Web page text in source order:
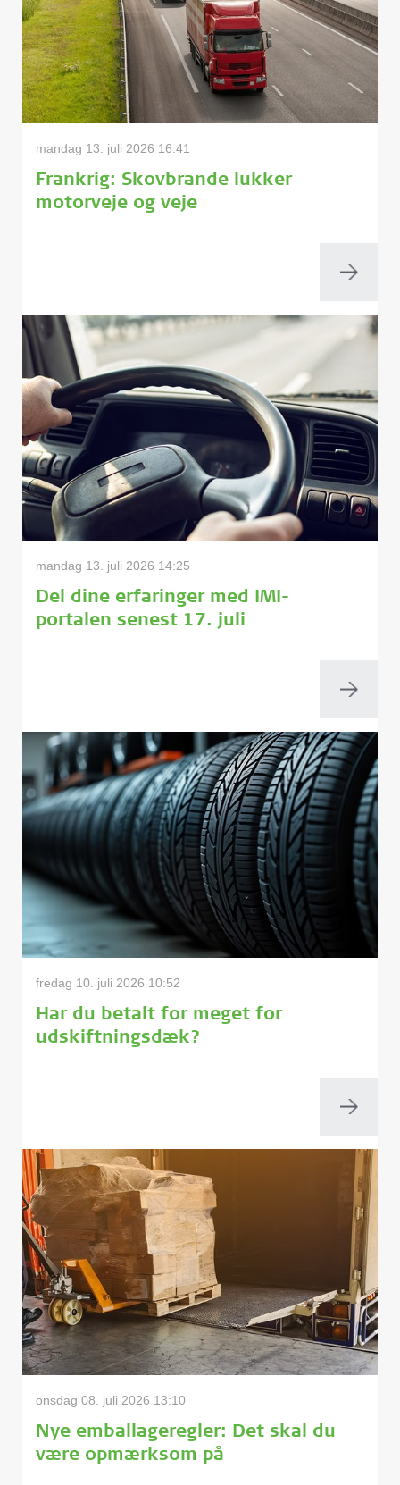
mandag 13. juli 2026 16:41
Frankrig: Skovbrande lukker
motorveje og veje
mandag 13. juli 2026 14:25
Del dine erfaringer med IMI-
portalen senest 17. juli
fredag 10. juli 2026 10:52
Har du betalt for meget for
udskiftningsdæk?
onsdag 08. juli 2026 13:10
Nye emballageregler: Det skal du
være opmærksom på